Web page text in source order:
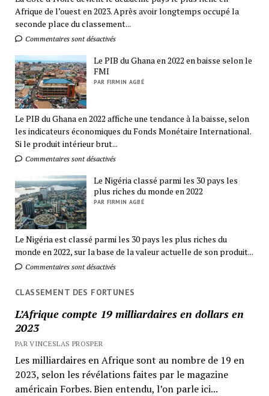
Afrique de l’ouest en 2023. Après avoir longtemps occupé la
seconde place du classement...
Commentaires sont désactivés
Le PIB du Ghana en 2022 en baisse selon le
FMI
PAR FIRMIN AGBÉ
Le PIB du Ghana en 2022 affiche une tendance à la baisse, selon
les indicateurs économiques du Fonds Monétaire International.
Si le produit intérieur brut...
Commentaires sont désactivés
Le Nigéria classé parmi les 30 pays les
plus riches du monde en 2022
PAR FIRMIN AGBÉ
Le Nigéria est classé parmi les 30 pays les plus riches du
monde en 2022, sur la base de la valeur actuelle de son produit...
Commentaires sont désactivés
CLASSEMENT DES FORTUNES
L’Afrique compte 19 milliardaires en dollars en
2023
PAR VINCESLAS PROSPER
Les milliardaires en Afrique sont au nombre de 19 en
2023, selon les révélations faites par le magazine
américain Forbes. Bien entendu, l’on parle ici...